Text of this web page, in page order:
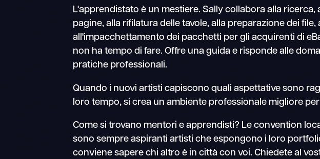
L'apprendistato è un mestiere. Sally collabora alla ricerca,
pagine, alla rifilatura delle tavole, alla preparazione dei file,
all'impacchettamento dei pacchetti per gli acquirenti di
non ha tempo di fare. Offre una guida e risponde alle
pratiche professionali.
Quando i nuovi artisti capiscono quali aspettative sono
loro tempo, si crea un ambiente professionale migliore
Come si trovano mentori e apprendisti? Le convention
sono sempre aspiranti artisti che espongono i loro
conviene sapere chi altro è in città con voi. Chiedete al